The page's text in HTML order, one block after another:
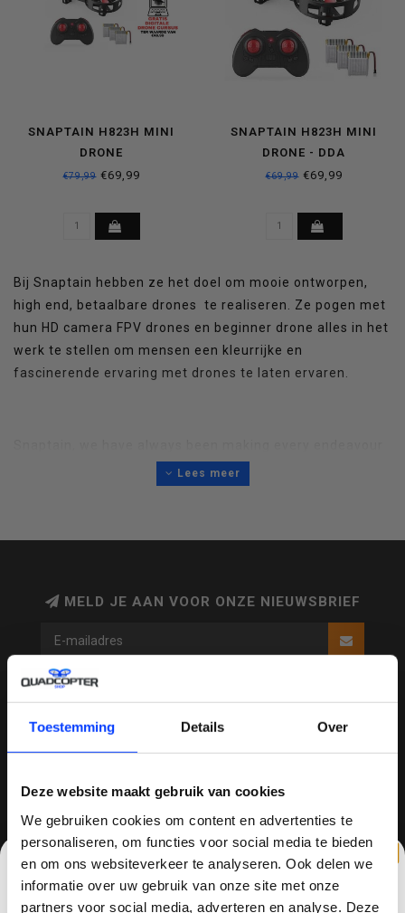
Toestemming Details Over
Deze website maakt gebruik van cookies
We gebruiken cookies om content en advertenties te
personaliseren, om functies voor social media te bieden
en om ons websiteverkeer te analyseren. Ook delen we
informatie over uw gebruik van onze site met onze
partners voor social media, adverteren en analyse. Deze
SNAPTAIN H823H MINI
DRONE
€79,99€69,99
SNAPTAIN H823H MINI
DRONE - DDA
€69,99€69,99
Bij Snaptain hebben ze het doel om mooie ontworpen,
high end, betaalbare drones te realiseren. Ze pogen met
hun HD camera FPV drones en beginner drone alles in het
werk te stellen om mensen een kleurrijke en
fascinerende ervaring met drones te laten ervaren.
to develop better-designed, high quality and affordable
drones. From HD Camera FPV drones to Kids/Beginners
have a blast.
Lees meer
MELD JE AAN VOOR ONZE NIEUWSBRIEF
QUADCOPTER-SHOP
Contactgegevens
Haagsittarderweg 27
+31634786988
+31634786988